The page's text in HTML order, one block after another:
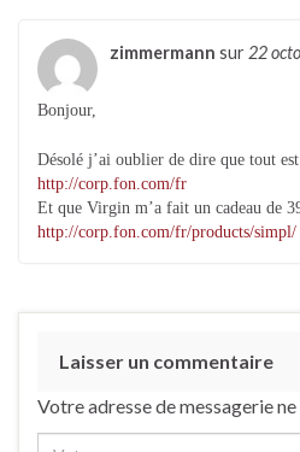
zimmermann sur 22
Bonjour,
Désolé j’ai oublier de dire que tout
http://corp.fon.com/fr
Et que Virgin m’a fait un cadeau de
http://corp.fon.com/fr/products/simpl/
Laisser un commentaire
Votre adresse de messagerie